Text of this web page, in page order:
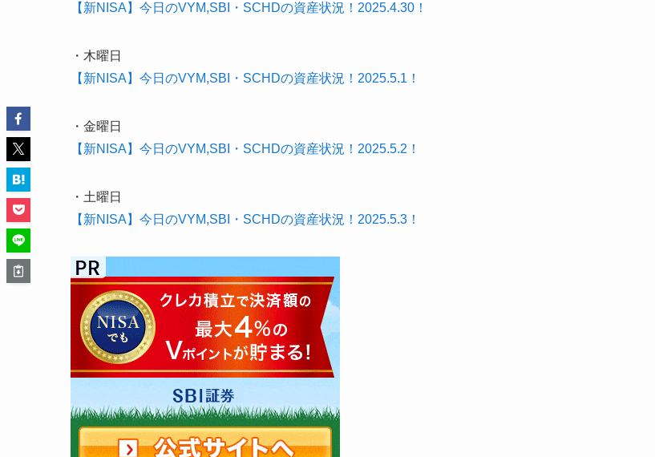
【新NISA】今日のVYM,SBI・SCHDの資産状況！2025.4.30！
・木曜日
【新NISA】今日のVYM,SBI・SCHDの資産状況！2025.5.1！
・金曜日
【新NISA】今日のVYM,SBI・SCHDの資産状況！2025.5.2！
・土曜日
【新NISA】今日のVYM,SBI・SCHDの資産状況！2025.5.3！